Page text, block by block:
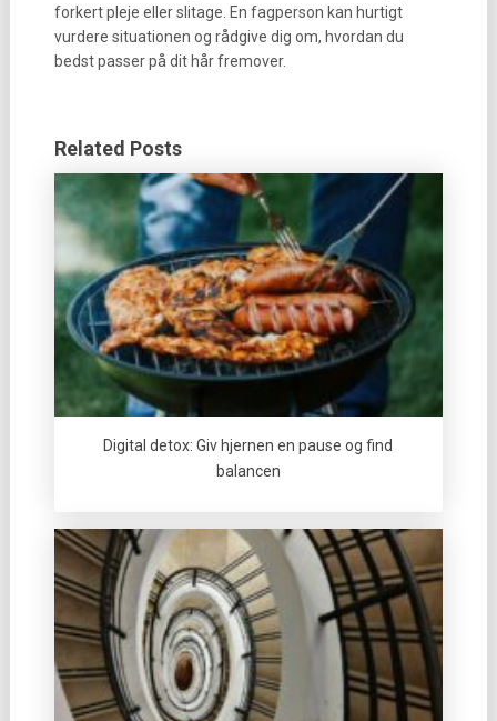
forkert pleje eller slitage. En fagperson kan hurtigt
vurdere situationen og rådgive dig om, hvordan du
bedst passer på dit hår fremover.
Related Posts
Digital detox: Giv hjernen en pause og find
balancen